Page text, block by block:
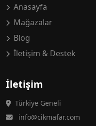
Anasayfa
Mağazalar
Blog
İletişim & Destek
İletişim
Türkiye Geneli
info@cikmafar.com